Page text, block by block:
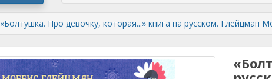
«Болтушка. Про девочку, которая...» книга на русском. Глейцман